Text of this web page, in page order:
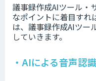
議事録作成AIツール・
なポイントに着目すれ
は、議事録作成AIツー
していきます。
・AIによる音声認